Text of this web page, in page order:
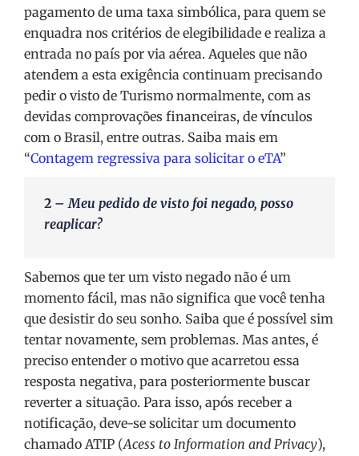
pagamento de uma taxa simbólica, para quem se
enquadra nos critérios de elegibilidade e realiza a
entrada no país por via aérea. Aqueles que não
atendem a esta exigência continuam precisando
pedir o visto de Turismo normalmente, com as
devidas comprovações financeiras, de vínculos
com o Brasil, entre outras. Saiba mais em
“Contagem regressiva para solicitar o eTA”
2 –Meu pedido de visto foi negado, posso
reaplicar?
Sabemos que ter um visto negado não é um
momento fácil, mas não significa que você tenha
que desistir do seu sonho. Saiba que é possível sim
tentar novamente, sem problemas. Mas antes, é
preciso entender o motivo que acarretou essa
resposta negativa, para posteriormente buscar
reverter a situação. Para isso, após receber a
notificação, deve-se solicitar um documento
chamado ATIP (Acess to Information and Privacy),